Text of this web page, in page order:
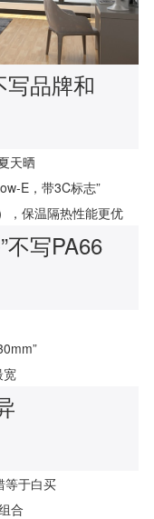
写品牌和
天晒
E，带3C标志”
，保温隔热性能更优
不写PA66
宽
等于白买
合